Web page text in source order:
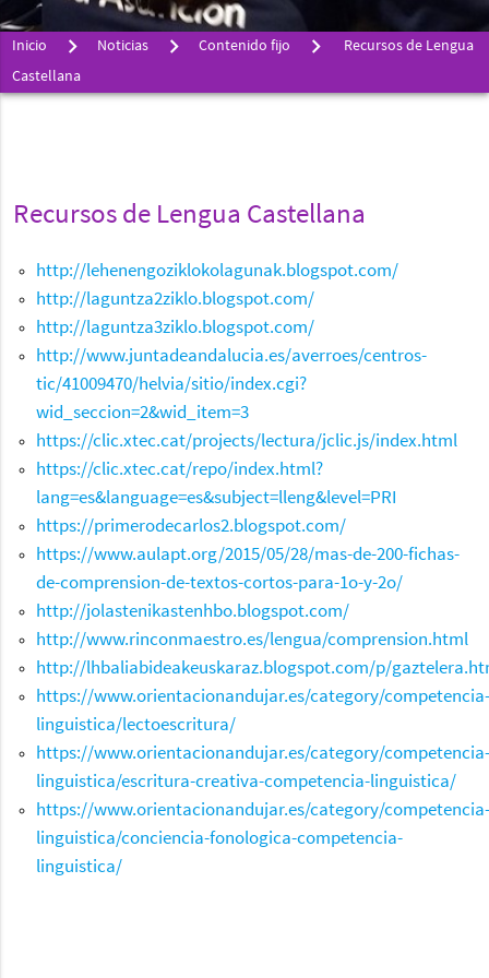
Inicio Noticias Contenido fijo
Recursos de Lengua
Castellana
Recursos de Lengua Castellana
http://lehenengoziklokolagunak.blogspot.com/
http://laguntza2ziklo.blogspot.com/
http://laguntza3ziklo.blogspot.com/
http://www.juntadeandalucia.es/averroes/centros-
tic/41009470/helvia/sitio/index.cgi?
wid_seccion=2&wid_item=3
https://clic.xtec.cat/projects/lectura/jclic.js/index.html
https://clic.xtec.cat/repo/index.html?
lang=es&language=es&subject=lleng&level=PRI
https://primerodecarlos2.blogspot.com/
https://www.aulapt.org/2015/05/28/mas-de-200-fichas-
de-comprension-de-textos-cortos-para-1o-y-2o/
http://jolastenikastenhbo.blogspot.com/
http://www.rinconmaestro.es/lengua/comprension.html
http://lhbaliabideakeuskaraz.blogspot.com/p/
https://www.orientacionandujar.es/category/
linguistica/lectoescritura/
https://www.orientacionandujar.es/category/
linguistica/escritura-creativa-competencia-linguistica/
https://www.orientacionandujar.es/category/
linguistica/conciencia-fonologica-competencia-
linguistica/